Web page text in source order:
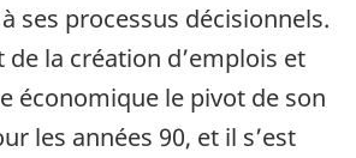
ses processus décisionnels.
de la création d’emplois et
économique le pivot de son
les années 90, et il s’est